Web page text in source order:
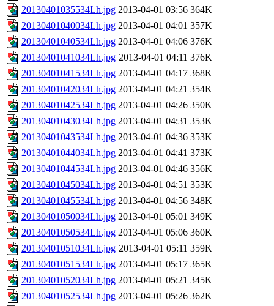
20130401035534Lh.jpg 2013-04-01 03:56 364K
20130401040034Lh.jpg 2013-04-01 04:01 357K
20130401040534Lh.jpg 2013-04-01 04:06 376K
20130401041034Lh.jpg 2013-04-01 04:11 376K
20130401041534Lh.jpg 2013-04-01 04:17 368K
20130401042034Lh.jpg 2013-04-01 04:21 354K
20130401042534Lh.jpg 2013-04-01 04:26 350K
20130401043034Lh.jpg 2013-04-01 04:31 353K
20130401043534Lh.jpg 2013-04-01 04:36 353K
20130401044034Lh.jpg 2013-04-01 04:41 373K
20130401044534Lh.jpg 2013-04-01 04:46 356K
20130401045034Lh.jpg 2013-04-01 04:51 353K
20130401045534Lh.jpg 2013-04-01 04:56 348K
20130401050034Lh.jpg 2013-04-01 05:01 349K
20130401050534Lh.jpg 2013-04-01 05:06 360K
20130401051034Lh.jpg 2013-04-01 05:11 359K
20130401051534Lh.jpg 2013-04-01 05:17 365K
20130401052034Lh.jpg 2013-04-01 05:21 345K
20130401052534Lh.jpg 2013-04-01 05:26 362K